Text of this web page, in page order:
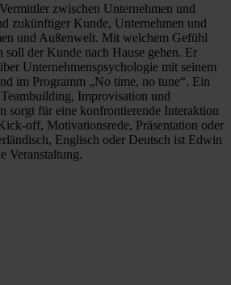
zwischen Unternehmen und
zukünftiger Kunde, Unternehmen und
und Außenwelt. Mit welchem Gefühl
soll der Kunde nach Hause gehen. Er
Unternehmenspsychologie mit seinem
im Programm „No time, no tune“. Ein
Improvisation und
sorgt für eine konfrontierende Interaktion
off, Motivationsrede, Präsentation oder
Englisch oder Deutsch ist Edwin
Veranstaltung.